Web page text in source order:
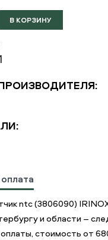
ntc (3806090)
и области –
стоимость от